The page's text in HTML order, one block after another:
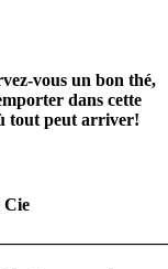
vous un bon thé,
dans cette
tout peut arriver!
Cie